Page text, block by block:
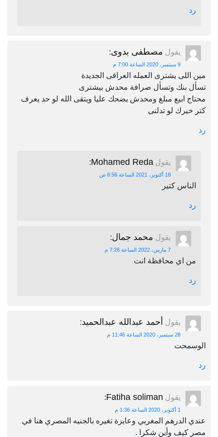
رد
يقول مصطفى بدوى:
9 سبتمبر، 2020 الساعة 7:00 م
مين اللى يشترى العمله العراقى الجديدة
تسأل بنك وتسأل صرافة محدش بيشترى
محتاج ابيع مبلغ ومحدش يضحك عليا ويتقى الله لو حد يعرف
كتر خيرك لو تدلنى
رد
يقول Mohamed Reda
:
18 أكتوبر، 2021 الساعة 8:56 ص
الناس كتير
رد
يقول محمد جمال:
7 مارس، 2022 الساعة 7:26 م
من اي محافظة انت
رد
يقول أحمد عبدالله عبدالحميد:
28 سبتمبر، 2020 الساعة 11:46 م
الوسمحت
رد
يقول Fatiha soliman
:
1 أكتوبر، 2020 الساعة 1:36 م
عندي الدرهم المغربي وعايزة تغيره بالجنيه المصري هنا في
مصر كيف وأين شكرا .